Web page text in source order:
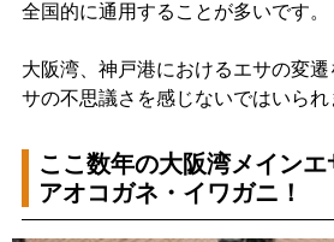
全国的に通用することが多いです。
大阪湾、神戸港におけるエサの変
サの不思議さを感じないではいられ
ここ数年の大阪湾メインエ
アオコガネ・イワガニ！